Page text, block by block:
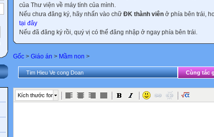
của Thư viện về máy tính của mình.
Nếu chưa đăng ký, hãy nhấn vào chữ ĐK thành viên ở phía bên trái,
tại đây
Nếu đã đăng ký rồi, quý vị có thể đăng nhập ở ngay phía bên trái.
Gốc > Giáo án > Mầm non >
Tim Hieu Ve cong Doan Cùng tác
Kích thước font